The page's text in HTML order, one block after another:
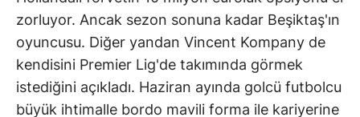
zorluyor. Ancak sezon sonuna kadar Beşiktaş'ın
oyuncusu. Diğer yandan Vincent Kompany de
kendisini Premier Lig'de takımında görmek
istediğini açıkladı. Haziran ayında golcü futbolcu
büyük ihtimalle bordo mavili forma ile kariyerine